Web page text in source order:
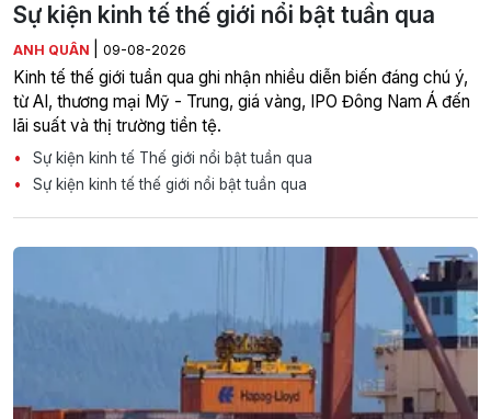
Sự kiện kinh tế thế giới nổi bật tuần qua
ANH QUÂN 09-08-2026
Kinh tế thế giới tuần qua ghi nhận nhiều diễn biến đáng chú ý,
từ AI, thương mại Mỹ - Trung, giá vàng, IPO Đông Nam Á đến
lãi suất và thị trường tiền tệ.
Sự kiện kinh tế Thế giới nổi bật tuần qua
Sự kiện kinh tế thế giới nổi bật tuần qua